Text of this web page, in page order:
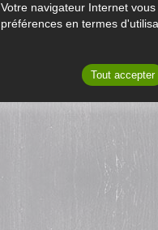
Votre navigateur Internet
préférences en termes
Tout accepter